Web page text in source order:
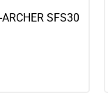
SFS30